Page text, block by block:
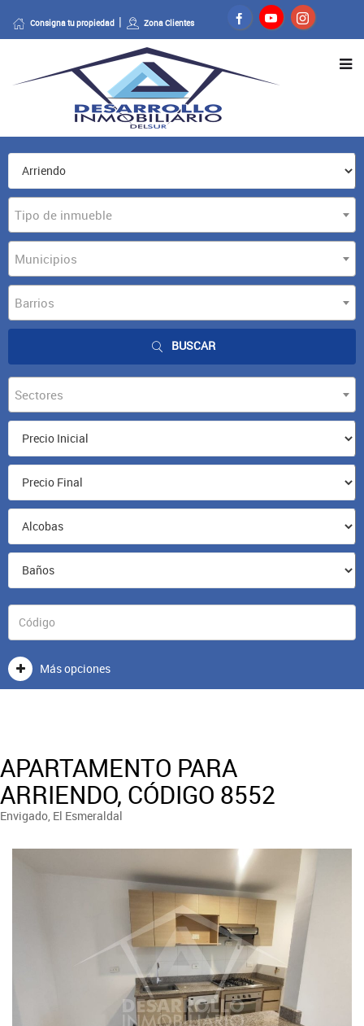
Consigna tu propiedad Zona Clientes
Tipo de inmueble
Municipios
Barrios
BUSCAR
Sectores
Más opciones
APARTAMENTO PARA
ARRIENDO, CÓDIGO 8552
Envigado, El Esmeraldal